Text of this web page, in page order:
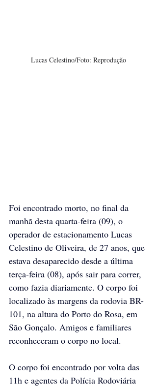
Lucas Celestino/Foto: Reprodução
Foi encontrado morto, no final da
manhã desta quarta-feira (09), o
operador de estacionamento Lucas
Celestino de Oliveira, de 27 anos, que
estava desaparecido desde a última
terça-feira (08), após sair para correr,
como fazia diariamente. O corpo foi
localizado às margens da rodovia BR-
101, na altura do Porto do Rosa, em
São Gonçalo. Amigos e familiares
reconheceram o corpo no local.
O corpo foi encontrado por volta das
11h e agentes da Polícia Rodoviária